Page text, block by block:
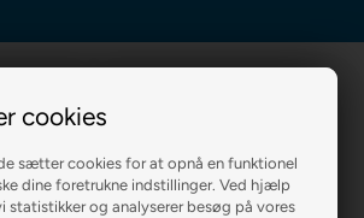
cookies
sætter cookies for at opnå en funktionel
dine foretrukne indstillinger. Ved hjælp
statistikker og analyserer besøg på vores